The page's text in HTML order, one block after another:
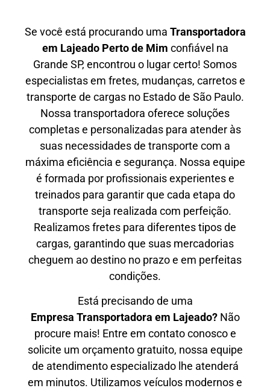
Se você está procurando uma Transportadora
em Lajeado Perto de Mim confiável na
Grande SP, encontrou o lugar certo! Somos
especialistas em fretes, mudanças, carretos e
transporte de cargas no Estado de São Paulo.
Nossa transportadora oferece soluções
completas e personalizadas para atender às
suas necessidades de transporte com a
máxima eficiência e segurança. Nossa equipe
é formada por profissionais experientes e
treinados para garantir que cada etapa do
transporte seja realizada com perfeição.
Realizamos fretes para diferentes tipos de
cargas, garantindo que suas mercadorias
cheguem ao destino no prazo e em perfeitas
condições.
Está precisando de uma
Empresa Transportadora em Lajeado?Não
procure mais! Entre em contato conosco e
solicite um orçamento gratuito, nossa equipe
de atendimento especializado lhe atenderá
em minutos. Utilizamos veículos modernos e